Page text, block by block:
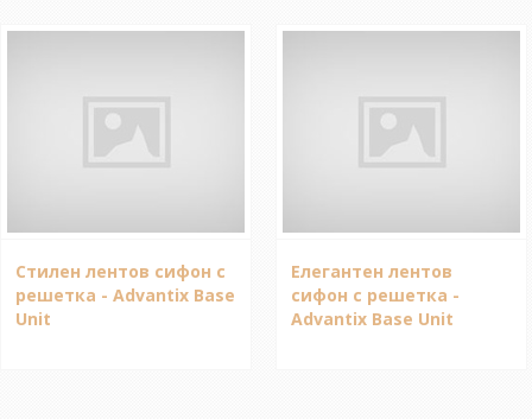
Стилен лентов сифон с
решетка - Advantix Base
Unit
Елегантен лентов
сифон с решетка -
Advantix Base Unit